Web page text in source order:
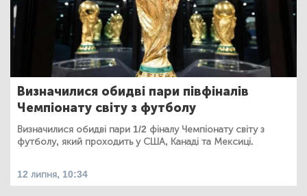
Визначилися обидві пари півфіналів
Чемпіонату світу з футболу
Визначилися обидві пари 1/2 фіналу Чемпіонату світу з
футболу, який проходить у США, Канаді та Мексиці.
12 липня, 10:34